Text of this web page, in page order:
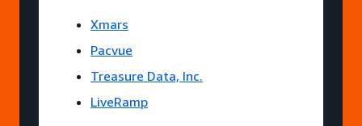
Xmars
Pacvue
Treasure Data, Inc.
LiveRamp